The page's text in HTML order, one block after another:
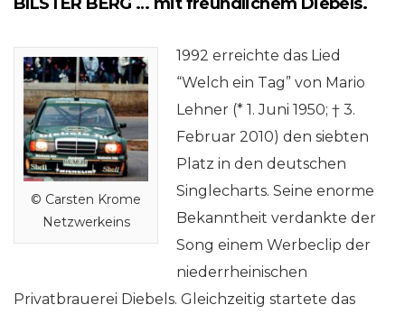
© Carsten Krome
Netzwerkeins
1992 erreichte das Lied
“Welch ein Tag” von Mario
Lehner (* 1. Juni 1950; † 3.
Februar 2010) den siebten
Platz in den deutschen
Singlecharts. Seine enorme
Bekanntheit verdankte der
Song einem Werbeclip der
niederrheinischen
Privatbrauerei Diebels. Gleichzeitig startete das